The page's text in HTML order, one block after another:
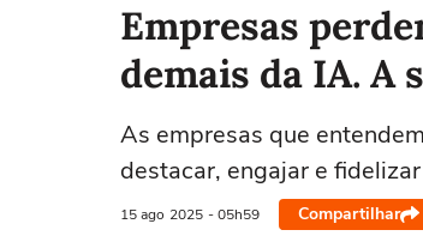
Empresas
demais da IA. A
As empresas que
destacar, engajar e fidelizar
15 ago 2025 - 05h59 Compartilhar